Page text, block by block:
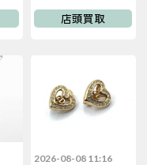
店頭買取
2026-08-08 11:16